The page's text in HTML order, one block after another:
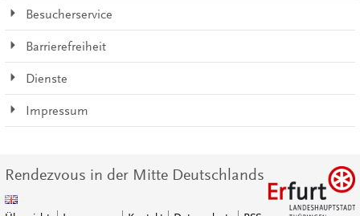
Besucherservice
Barrierefreiheit
Dienste
Impressum
Rendezvous in der Mitte Deutschlands